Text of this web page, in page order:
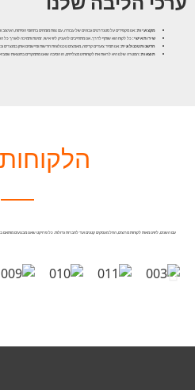
מקצועיות:אנו מקפידים על סטנדרטים גבוהים של עבודה, עם צוות מומחים בתחומי הפיתוח, העיצוב
שירות אישי:כל לקוח הוא שותף לדרך. אנו מתחייבים להעניק ליווי אישי, זמינות ותמיכה לאורך כל
חדשנות טכנולוגית:אנו תמיד צועדים קדימה, מאמצים טכנולוגיות חדשות ומיישמים אותן במוצרים
תוצאות:המטרה שלנו היא לראות את לקוחותינו מצליחים, וזו הסיבה שאנו מתמקדים בתוצאות
עם השנים, ליווינו מאות לקוחות מרוצים, החל מעסקים קטנים ועד לחברות גדולות. כל פרויקט שאנו מבצעים